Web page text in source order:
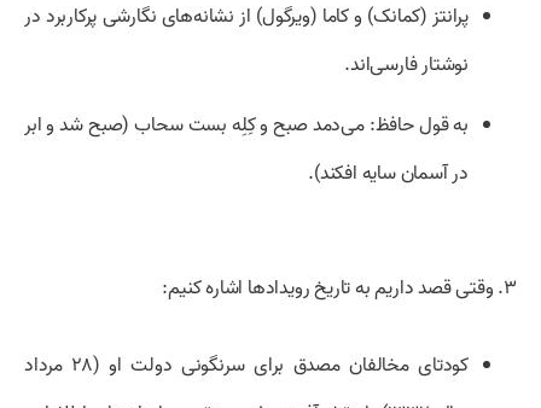
پرانتز (کمانک) و کاما (ویرگول) از نشانه‌های نگارشی پرکاربرد در
نوشتار فارسی‌اند.
به قول حافظ: می‌دمد صبح و کِلِه بست سحاب (صبح شد و ابر
در آسمان سایه افکند).
۳. وقتی قصد داریم به تاریخ رویدادها اشاره کنیم:
کودتای مخالفان مصدق برای سرنگونی دولت او (۲۸ مرداد